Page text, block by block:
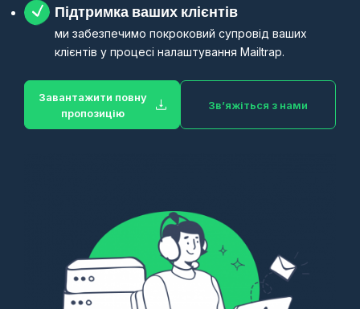
Підтримка ваших клієнтів
ми забезпечимо покроковий супровід ваших
клієнтів у процесі налаштування Mailtrap.
Завантажити повну
пропозицію
Зв’яжіться з нами